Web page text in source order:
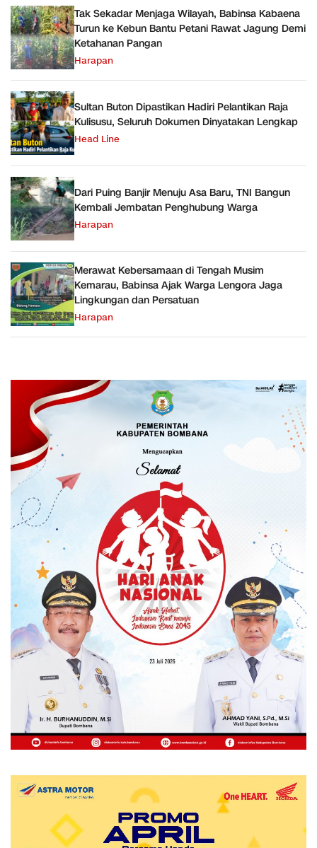
Tak Sekadar Menjaga Wilayah, Babinsa Kabaena
Turun ke Kebun Bantu Petani Rawat Jagung Demi
Ketahanan Pangan
Harapan
Sultan Buton Dipastikan Hadiri Pelantikan Raja
Kulisusu, Seluruh Dokumen Dinyatakan Lengkap
Head Line
Dari Puing Banjir Menuju Asa Baru, TNI Bangun
Kembali Jembatan Penghubung Warga
Harapan
Merawat Kebersamaan di Tengah Musim
Kemarau, Babinsa Ajak Warga Lengora Jaga
Lingkungan dan Persatuan
Harapan